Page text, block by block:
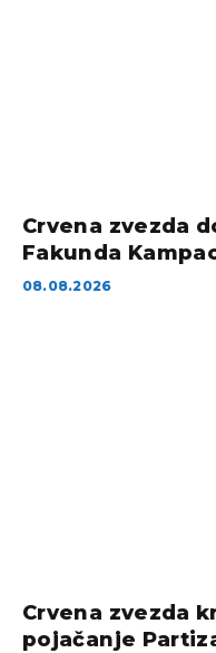
Crvena zvezda
Fakunda
08.08.2026
Crvena zvezda
pojačanje